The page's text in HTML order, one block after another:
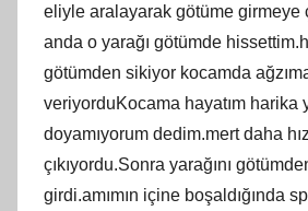
eliyle aralayarak götüme girmeye
anda o yarağı götümde
götümden sikiyor kocamda
veriyorduKocama hayatım harika
doyamıyorum dedim.mert daha
çıkıyordu.Sonra yarağını
girdi.amımın içine boşaldığında